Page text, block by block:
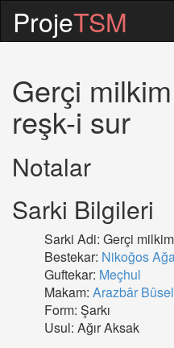
ProjeTSM
Gerçi
reşk-i sur
Notalar
Sarki Bilgileri
Sarki Adi: Gerçi
Bestekar: Nikoğos
Guftekar: Meçhul
Makam: Arazbâr
Form: Şarkı
Usul: Ağır Aksak